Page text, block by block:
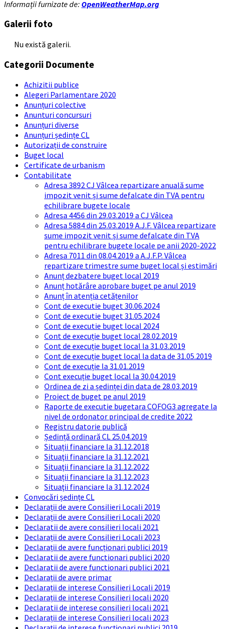
Informații furnizate de: OpenWeatherMap.org
Galerii foto
Nu există galerii.
Categorii Documente
Achizitii publice
Alegeri Parlamentare 2020
Anunțuri colective
Anunturi concursuri
Anunțuri diverse
Anunțuri ședințe CL
Autorizații de construire
Buget local
Certificate de urbanism
Contabilitate
Adresa 3892 CJ Vâlcea repartizare anuală sume
impozit venit și sume defalcate din TVA pentru
echilibrare bugete locale
Adresa 4456 din 29.03.2019 a CJ Vâlcea
Adresa 5884 din 25.03.2019 A.J.F. Vâlcea repartizare
sume impozit venit și sume defalcate din TVA
pentru echilibrare bugete locale pe anii 2020-2022
Adresa 7011 din 08.04.2019 a A.J.F.P. Vâlcea
repartizare trimestre sume buget local și estimări
Anunț dezbatere buget local 2019
Anunț hotărâre aprobare buget pe anul 2019
Anunț în atenția cetățenilor
Cont de executie buget 30.06.2024
Cont de executie buget 31.05.2024
Cont de executie buget local 2024
Cont de execuție buget local 28.02.2019
Cont de execuție buget local la 31.03.2019
Cont de execuție buget local la data de 31.05.2019
Cont de execuție la 31.01.2019
Cont execuție buget local la 30.04.2019
Ordinea de zi a ședinței din data de 28.03.2019
Proiect de buget pe anul 2019
Raporte de executie bugetara COFOG3 agregate la
nivel de ordonator principal de credite 2022
Registru datorie publică
Ședință ordinară CL 25.04.2019
Situații financiare la 31.12.2018
Situaţii financiare la 31.12.2021
Situaţii financiare la 31.12.2022
Situații financiare la 31.12.2023
Situaţii financiare la 31.12.2024
Convocări ședințe CL
Declarații de avere Consilieri Locali 2019
Declarații de avere Consilieri Locali 2020
Declaratii de avere consilieri locali 2021
Declarații de avere Consilieri Locali 2023
Declarații de avere funcționari publici 2019
Declaratii de avere functionari publici 2020
Declaratii de avere functionari publici 2021
Declarații de avere primar
Declarații de interese Consilieri Locali 2019
Declarații de interese Consilieri locali 2020
Declaratii de interese consilieri locali 2021
Declarații de interese Consilieri locali 2023